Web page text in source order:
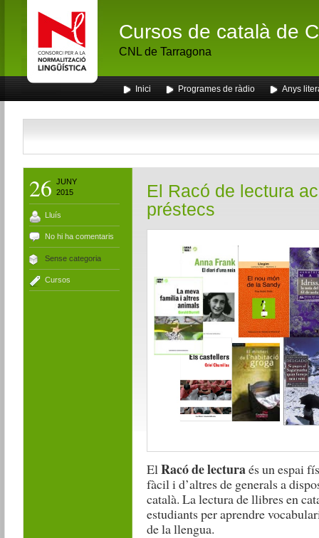
Cursos de català de
CNL de Tarragona
Inici Programes de ràdio Anys
26 JUNY
2015
Lluís
No hi ha comentaris
Sense categoria
Cursos
El Racó de lectura
préstecs
ElRacó de lecturaés un espai
fàcil i d’altres de generals a
català. La lectura de llibres en
estudiants per aprendre
de la llengua.